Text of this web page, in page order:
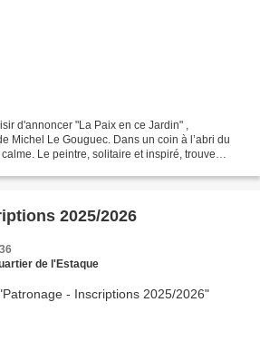
d'annoncer "La Paix en ce Jardin" ,
Michel Le Gouguec. Dans un coin à l’abri du
Le peintre, solitaire et inspiré, trouve
2025/2026
de l'Estaque